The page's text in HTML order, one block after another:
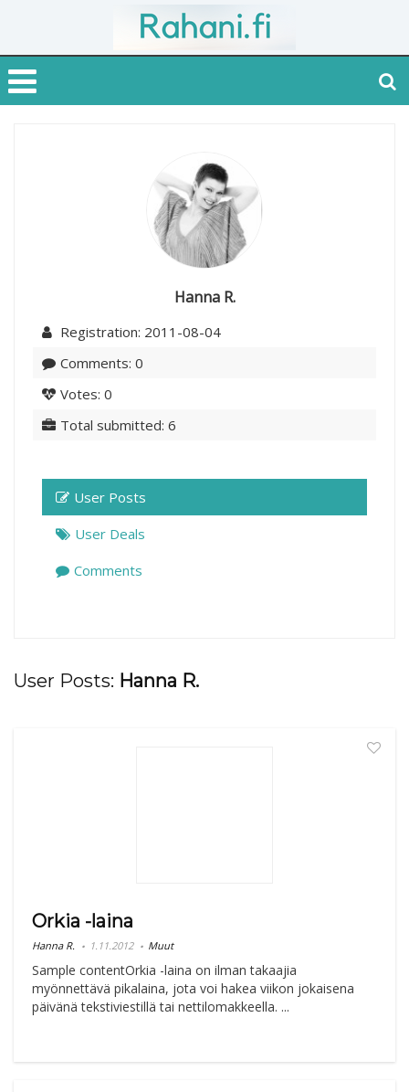
Hanna R.
Registration: 2011-08-04
Comments: 0
Votes: 0
Total submitted: 6
User Posts
User Deals
Comments
User Posts: Hanna R.
Orkia -laina
Hanna R. 1.11.2012 Muut
Sample contentOrkia -laina on ilman takaajia
myönnettävä pikalaina, jota voi hakea viikon jokaisena
päivänä tekstiviestillä tai nettilomakkeella. ...